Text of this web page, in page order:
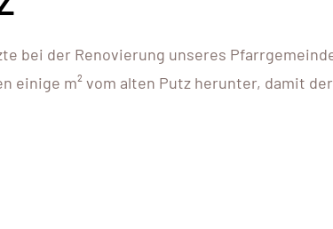
bei der Renovierung unseres
einige m² vom alten Putz herunter, damit